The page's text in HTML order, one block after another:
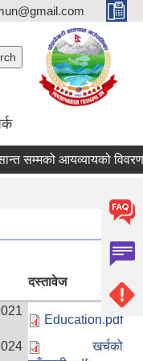
आयव्यायको विवरण र
दस्तावेज
Education.pdf
खर्चको